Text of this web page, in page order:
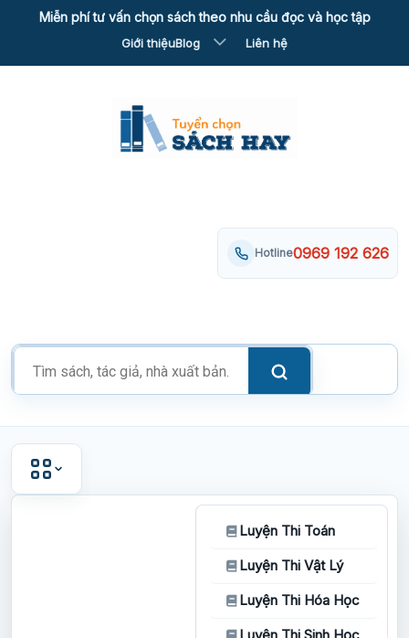
Miễn phí tư vấn chọn sách theo nhu cầu đọc và học tập
Giới thiệuBlog Liên hệ
Tìm
kiếm
phẩm
Hotline0969 192 626
Luyện Thi Toán
Luyện Thi Vật Lý
Luyện Thi Hóa Học